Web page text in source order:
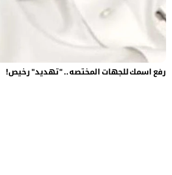
رفع اسمك للجهات المختصه .. " تهديد" رخيص!